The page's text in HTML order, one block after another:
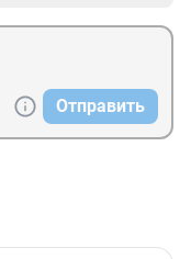
Отправить